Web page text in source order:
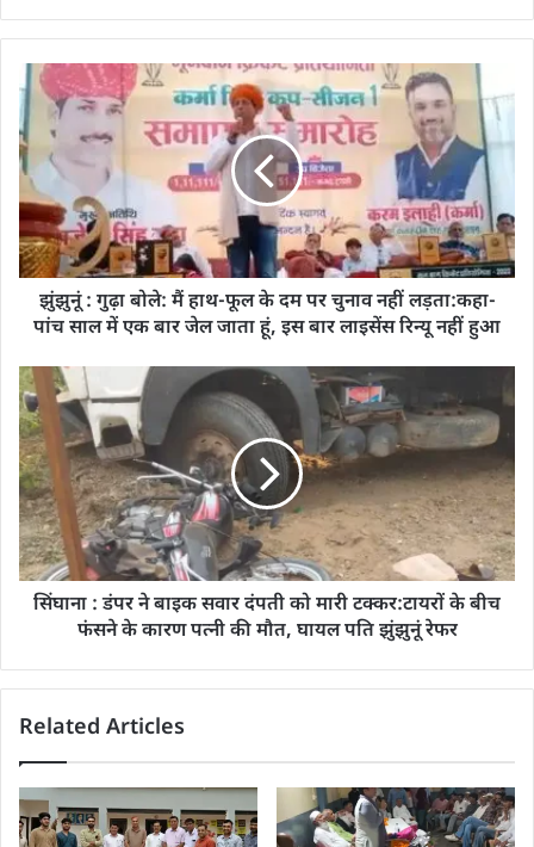
झुंझुनूं : गुढ़ा बोले: मैं हाथ-फूल के दम पर चुनाव नहीं लड़ता:कहा-
पांच साल में एक बार जेल जाता हूं, इस बार लाइसेंस रिन्यू नहीं हुआ
सिंघाना : डंपर ने बाइक सवार दंपती को मारी टक्कर:टायरों के बीच
फंसने के कारण पत्नी की मौत, घायल पति झुंझुनूं रेफर
Related Articles